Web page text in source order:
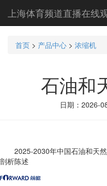
上海体育频道直播在线
首页 > 产品中心 > 浓缩机
石油和
日期：2026-
2025-2030年中国石油和天然
剖析陈述